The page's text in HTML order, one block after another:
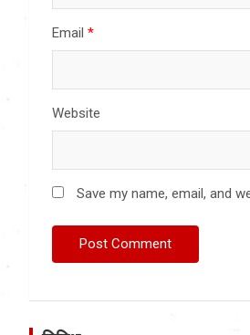
Email *
Website
Save my name, email, and